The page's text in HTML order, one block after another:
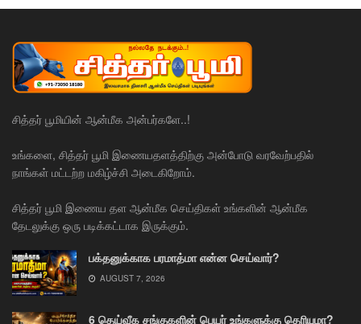
சித்தர் பூமியின் ஆன்மீக அன்பர்களே..!
உங்களை, சித்தர் பூமி இணையதளத்திற்கு அன்போடு வரவேற்பதில்
நாங்கள் மட்டற்ற மகிழ்ச்சி அடைகிறோம்.
சித்தர் பூமி இணைய தள ஆன்மீக செய்திகள் உங்களின் ஆன்மீக
தேடலுக்கு ஒரு படிக்கட்டாக இருக்கும்.
பக்தனுக்காக பரமாத்மா என்ன செய்வார்?
AUGUST 7, 2026
6 தெய்வீக சங்குகளின் பெயர் உங்களுக்கு தெரியுமா?